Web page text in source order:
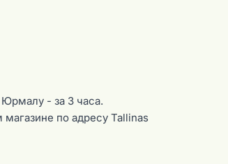
- за 3 часа.
по адресу Tallinas